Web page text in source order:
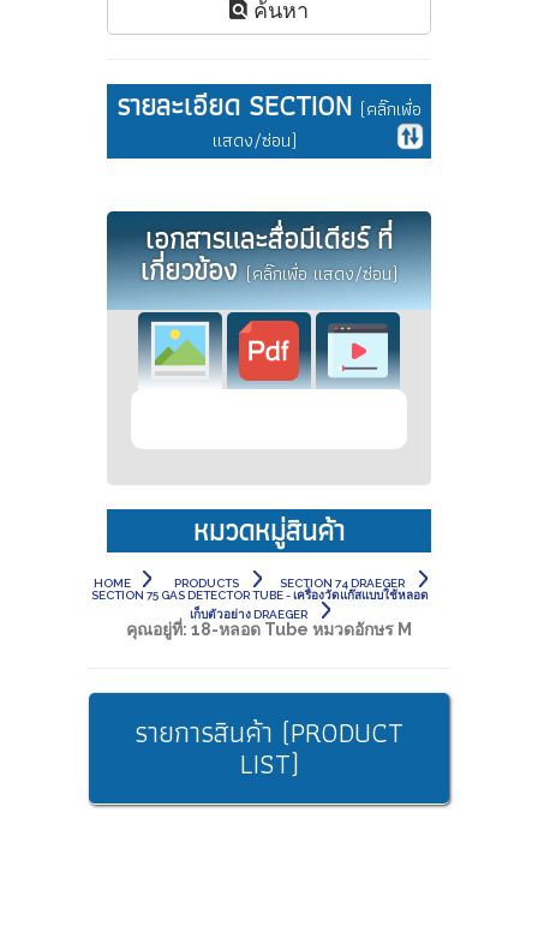
ค้นหา
รายละเอียด SECTION (คลิ๊กเพื่อ
แสดง/ซ่อน)
เอกสารและสื่อมีเดียร์ ที่
เกี่ยวข้อง(คลิ๊กเพื่อ แสดง/ซ่อน)
หมวดหมู่สินค้า
HOME PRODUCTS
SECTION 74 DRAEGER
SECTION 75 GAS DETECTOR TUBE - เครื่องวัดแก๊สแบบใช้หลอด
เก็บตัวอย่าง DRAEGER
คุณอยู่ที่: 18-หลอด Tube หมวดอักษร M
รายการสินค้า (PRODUCT
LIST)